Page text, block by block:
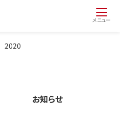
メニュー
2020
お知らせ